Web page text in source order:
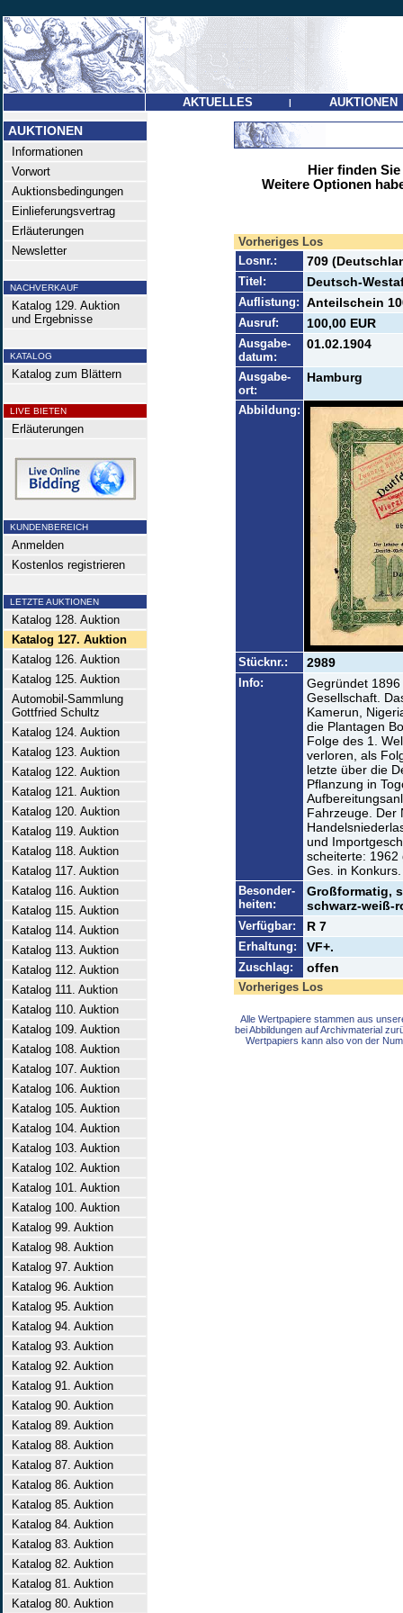
AKTUELLES | AUKTIONEN
AUKTIONEN
Informationen
Vorwort
Auktionsbedingungen
Einlieferungsvertrag
Erläuterungen
Newsletter
NACHVERKAUF
Katalog 129. Auktion
und Ergebnisse
KATALOG
Katalog zum Blättern
LIVE BIETEN
Erläuterungen
KUNDENBEREICH
Anmelden
Kostenlos registrieren
LETZTE AUKTIONEN
Katalog 128. Auktion
Katalog 127. Auktion
Katalog 126. Auktion
Katalog 125. Auktion
Automobil-Sammlung
Gottfried Schultz
Katalog 124. Auktion
Katalog 123. Auktion
Katalog 122. Auktion
Katalog 121. Auktion
Katalog 120. Auktion
Katalog 119. Auktion
Katalog 118. Auktion
Katalog 117. Auktion
Katalog 116. Auktion
Katalog 115. Auktion
Katalog 114. Auktion
Katalog 113. Auktion
Katalog 112. Auktion
Katalog 111. Auktion
Katalog 110. Auktion
Katalog 109. Auktion
Katalog 108. Auktion
Katalog 107. Auktion
Katalog 106. Auktion
Katalog 105. Auktion
Katalog 104. Auktion
Katalog 103. Auktion
Katalog 102. Auktion
Katalog 101. Auktion
Katalog 100. Auktion
Katalog 99. Auktion
Katalog 98. Auktion
Katalog 97. Auktion
Katalog 96. Auktion
Katalog 95. Auktion
Katalog 94. Auktion
Katalog 93. Auktion
Katalog 92. Auktion
Katalog 91. Auktion
Katalog 90. Auktion
Katalog 89. Auktion
Katalog 88. Auktion
Katalog 87. Auktion
Katalog 86. Auktion
Katalog 85. Auktion
Katalog 84. Auktion
Katalog 83. Auktion
Katalog 82. Auktion
Katalog 81. Auktion
Katalog 80. Auktion
Hier finden
Weitere Optionen
Vorheriges Los
Losnr.:
709
Titel: Deutsch-
Auflistung: Anteilschein
Ausruf: 100,00 EUR
Ausgabe-
datum:
01.02.1904
Ausgabe-
ort:
Hamburg
Abbildung:
Stücknr.: 2989
Info:
Gegründet
Gesellschaft.
Kamerun,
die Plantagen
Folge des 1.
verloren, als
letzte über die
Pflanzung in
Fahrzeuge. Der
und
scheiterte: 1962
Ges. in Konkurs.
Besonder-
heiten:
Großformatig,
schwarz-weiß-
Verfügbar: R 7
Erhaltung: VF+.
Zuschlag: offen
Vorheriges Los
Alle Wertpapiere stammen aus
bei Abbildungen auf Archivmaterial
Wertpapiers kann also von der